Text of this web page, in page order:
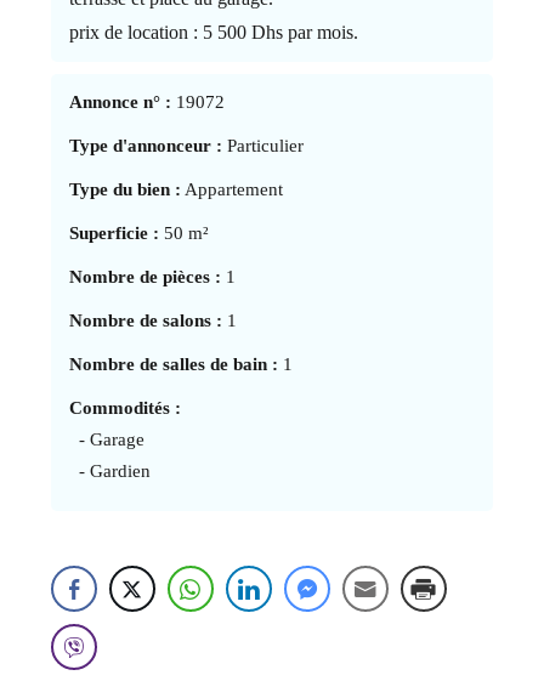
prix de location : 5 500 Dhs par mois.
Annonce n° : 19072
Type d'annonceur : Particulier
Type du bien : Appartement
Superficie : 50 m²
Nombre de pièces : 1
Nombre de salons : 1
Nombre de salles de bain : 1
Commodités :
- Garage
- Gardien